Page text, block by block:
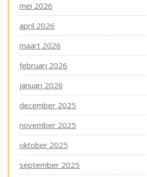
mei 2026
april 2026
maart 2026
februari 2026
januari 2026
december 2025
november 2025
oktober 2025
september 2025